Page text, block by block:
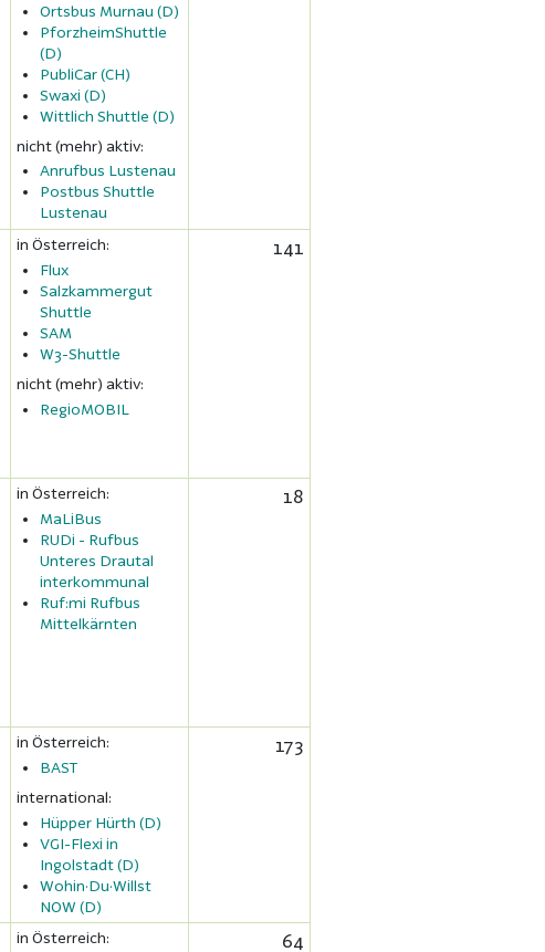
Ortsbus Murnau (D)
PforzheimShuttle
(D)
PubliCar (CH)
Swaxi (D)
Wittlich Shuttle (D)
nicht (mehr) aktiv:
Anrufbus Lustenau
Postbus Shuttle
Lustenau
in Österreich:
Flux
Salzkammergut
Shuttle
SAM
W3-Shuttle
nicht (mehr) aktiv:
RegioMOBIL
141
in Österreich:
MaLiBus
RUDi - Rufbus
Unteres Drautal
interkommunal
Ruf:mi Rufbus
Mittelkärnten
18
in Österreich:
BAST
international:
Hüpper Hürth (D)
VGI-Flexi in
Ingolstadt (D)
Wohin·Du·Willst
NOW (D)
173
in Österreich:
64